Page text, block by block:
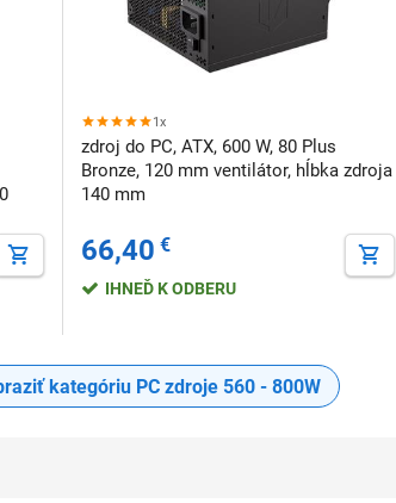
1x
zdroj do PC, ATX, 600 W, 80 Plus
Bronze, 120 mm ventilátor, hĺbka zdroja
140 mm
66,40 €
IHNEĎ K ODBERU
kategóriu PC zdroje 560 - 800W